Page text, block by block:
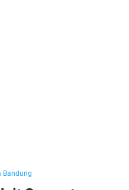
Bandung